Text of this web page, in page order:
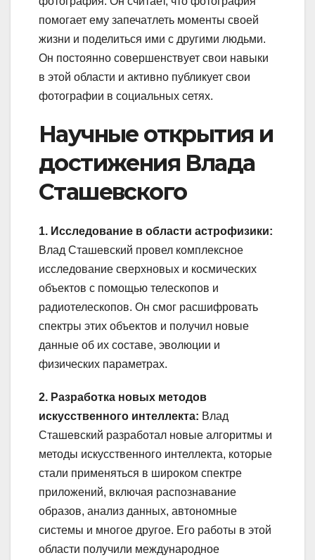
помогает ему запечатлеть моменты своей
жизни и поделиться ими с другими людьми.
Он постоянно совершенствует свои навыки
в этой области и активно публикует свои
фотографии в социальных сетях.
Научные открытия и
достижения Влада
Сташевского
1. Исследование в области астрофизики:
Влад Сташевский провел комплексное
исследование сверхновых и космических
объектов с помощью телескопов и
радиотелескопов. Он смог расшифровать
спектры этих объектов и получил новые
данные об их составе, эволюции и
физических параметрах.
2. Разработка новых методов
искусственного интеллекта: Влад
Сташевский разработал новые алгоритмы и
методы искусственного интеллекта, которые
стали применяться в широком спектре
приложений, включая распознавание
образов, анализ данных, автономные
системы и многое другое. Его работы в этой
области получили международное